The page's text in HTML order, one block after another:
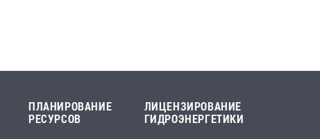
ПЛАНИРОВАНИЕ
РЕСУРСОВ
ЛИЦЕНЗИРОВАНИЕ
ГИДРОЭНЕРГЕТИКИ